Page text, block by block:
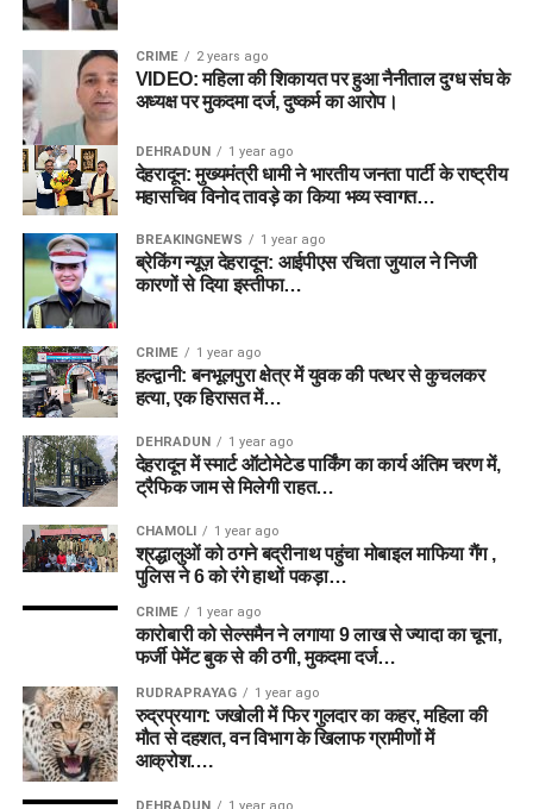
CRIME 2 years ago
VIDEO: महिला की शिकायत पर हुआ नैनीताल दुग्ध संघ के
अध्यक्ष पर मुकदमा दर्ज, दुष्कर्म का आरोप।
DEHRADUN 1 year ago
देहरादून: मुख्यमंत्री धामी ने भारतीय जनता पार्टी के राष्ट्रीय
महासचिव विनोद तावड़े का किया भव्य स्वागत…
BREAKINGNEWS 1 year ago
ब्रेकिंग न्यूज़ देहरादून: आईपीएस रचिता जुयाल ने निजी
कारणों से दिया इस्तीफा…
CRIME 1 year ago
हल्द्वानी: बनभूलपुरा क्षेत्र में युवक की पत्थर से कुचलकर
हत्या, एक हिरासत में…
DEHRADUN 1 year ago
देहरादून में स्मार्ट ऑटोमेटेड पार्किंग का कार्य अंतिम चरण में,
ट्रैफिक जाम से मिलेगी राहत…
CHAMOLI 1 year ago
श्रद्धालुओं को ठगने बद्रीनाथ पहुंचा मोबाइल माफिया गैंग ,
पुलिस ने 6 को रंगे हाथों पकड़ा…
CRIME 1 year ago
कारोबारी को सेल्समैन ने लगाया 9 लाख से ज्यादा का चूना,
फर्जी पेमेंट बुक से की ठगी, मुकदमा दर्ज…
RUDRAPRAYAG 1 year ago
रुद्रप्रयाग: जखोली में फिर गुलदार का कहर, महिला की
मौत से दहशत, वन विभाग के खिलाफ ग्रामीणों में
आक्रोश….